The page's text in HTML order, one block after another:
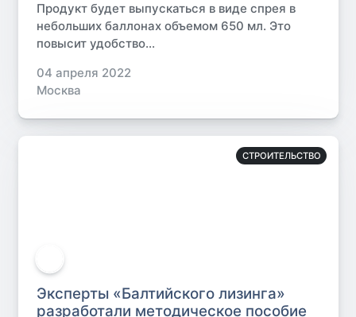
Продукт будет выпускаться в виде спрея в
небольших баллонах объемом 650 мл. Это
повысит удобство...
04 апреля 2022
Москва
СТРОИТЕЛЬСТВО
Эксперты «Балтийского лизинга»
разработали методическое пособие